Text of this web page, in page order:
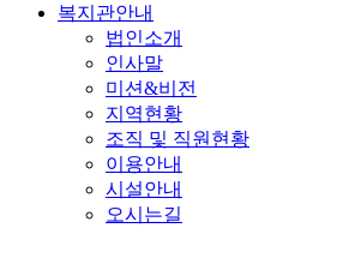
복지관안내
법인소개
인사말
미션&비전
지역현황
조직 및 직원현황
이용안내
시설안내
오시는길